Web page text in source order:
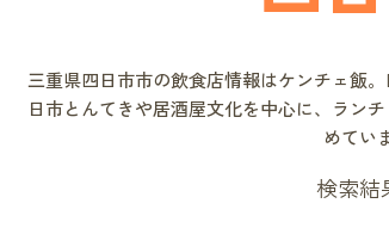
三重県四日市市の飲食店情報はケンチェ飯
日市とんてきや居酒屋文化を中心に、ラン
めてい
検索結